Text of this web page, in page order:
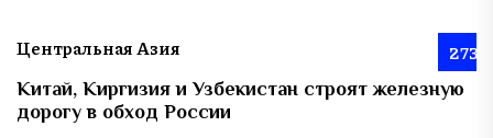
Центральная Азия 273
Китай, Киргизия и Узбекистан строят железную
дорогу в обход России